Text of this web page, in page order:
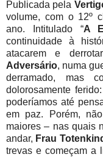
Publicada pela
volume, com o 12º
ano. Intitulado “A
continuidade à
atacarem e
Adversário, numa
derramado, mas
dolorosamente
poderíamos até
em paz. Porém,
maiores – nas quais
andar, Frau
trevas e começam a